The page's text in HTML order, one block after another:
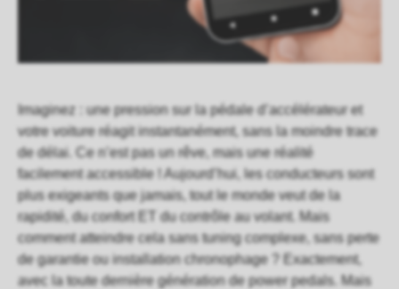
Imaginez : une pression sur la pédale d’accélérateur et
votre voiture réagit instantanément, sans la moindre trace
de délai. Ce n’est pas un rêve, mais une réalité
facilement accessible ! Aujourd’hui, les conducteurs sont
plus exigeants que jamais, tout le monde veut de la
rapidité, du confort ET du contrôle au volant. Mais
comment atteindre cela sans tuning complexe, sans perte
de garantie ou installation chronophage ? Exactement,
avec la toute dernière génération de power pedals. Mais